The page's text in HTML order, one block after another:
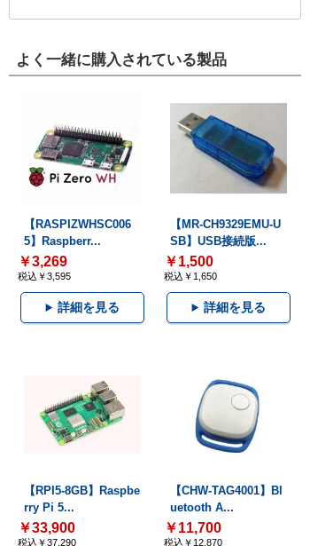
よく一緒に購入されている製品
【RASPIZWHSC006
5】Raspberr...
￥3,269
税込￥3,595
詳細を見る
【MR-CH9329EMU-U
SB】USB接続版...
￥1,500
税込￥1,650
詳細を見る
【RPI5-8GB】Raspbe
rry Pi 5...
￥33,900
税込￥37,290
【CHW-TAG4001】Bl
uetooth A...
￥11,700
税込￥12,870